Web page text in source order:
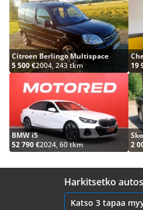
Citroen Berlingo Multispace
5 500 €2004, 243 tkm
19
BMW i5
52 790 €2024, 60 tkm
2
Harkitsetko
Katso 3 tapaa